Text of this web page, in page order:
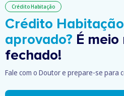
Crédito Habitação
Crédito
aprovado? É
fechado!
Fale com o Doutor e prepare-se para